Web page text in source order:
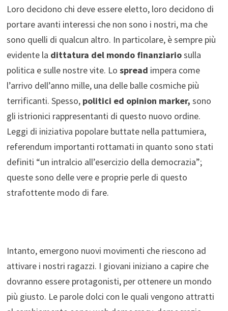
Loro decidono chi deve essere eletto, loro decidono di
portare avanti interessi che non sono i nostri, ma che
sono quelli di qualcun altro. In particolare, è sempre più
evidente la dittatura del mondo finanziariosulla
politica e sulle nostre vite. Lo spread impera come
l’arrivo dell’anno mille, una delle balle cosmiche più
terrificanti. Spesso, politici ed opinion marker, sono
gli istrionici rappresentanti di questo nuovo ordine.
Leggi di iniziativa popolare buttate nella pattumiera,
referendum importanti rottamati in quanto sono stati
definiti “un intralcio all’esercizio della democrazia”;
queste sono delle vere e proprie perle di questo
strafottente modo di fare.
Intanto, emergono nuovi movimenti che riescono ad
attivare i nostri ragazzi. I giovani iniziano a capire che
dovranno essere protagonisti, per ottenere un mondo
più giusto. Le parole dolci con le quali vengono attratti